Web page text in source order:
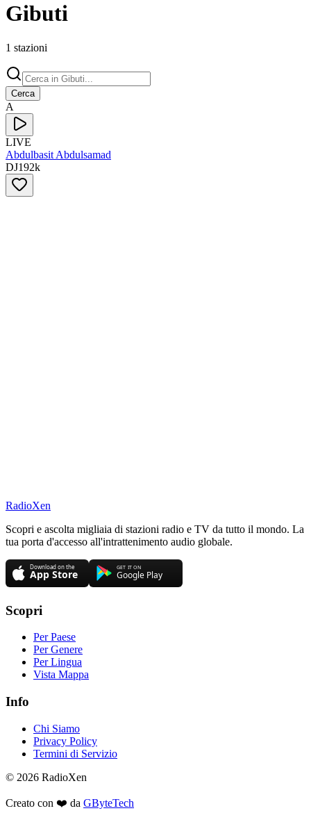
Gibuti
1 stazioni
Cerca
A
LIVE
Abdulbasit Abdulsamad
DJ192k
RadioXen
Scopri e ascolta migliaia di stazioni radio e TV da tutto il mondo. La
tua porta d'accesso all'intrattenimento audio globale.
Scopri
Per Paese
Per Genere
Per Lingua
Vista Mappa
Info
Chi Siamo
Privacy Policy
Termini di Servizio
© 2026 RadioXen
Creato con ❤️ da GByteTech